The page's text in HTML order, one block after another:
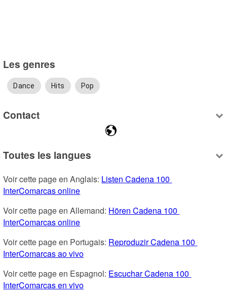
Les genres
Dance Hits Pop
Contact
Toutes les langues
Voir cette page en Anglais: Listen Cadena 100
InterComarcas online
Voir cette page en Allemand: Hören Cadena 100
InterComarcas online
Voir cette page en Portugais: Reproduzir Cadena 100
InterComarcas ao vivo
Voir cette page en Espagnol: Escuchar Cadena 100
InterComarcas en vivo